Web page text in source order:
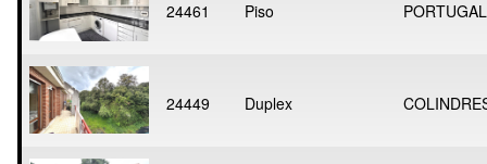
24461 Piso
24449 Duplex